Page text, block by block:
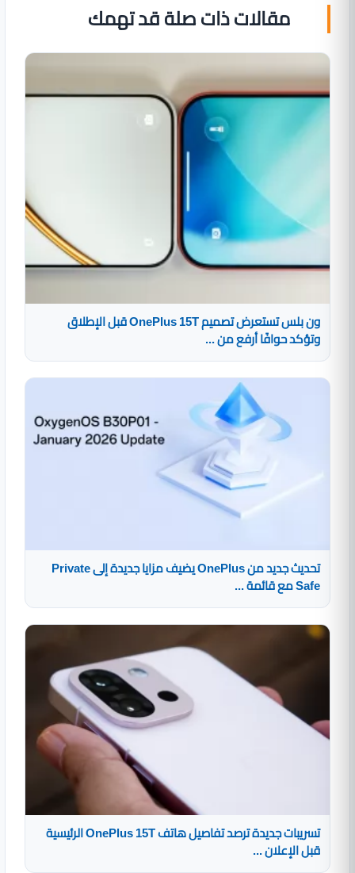
مقالات ذات صلة قد تهمك
ون بلس تستعرض تصميم OnePlus 15T قبل الإطلاق
وتؤكد حوافًا أرفع من ...
تحديث جديد من OnePlus يضيف مزايا جديدة إلى Private
Safe مع قائمة ...
تسريبات جديدة ترصد تفاصيل هاتف OnePlus 15T الرئيسية
قبل الإعلان ...